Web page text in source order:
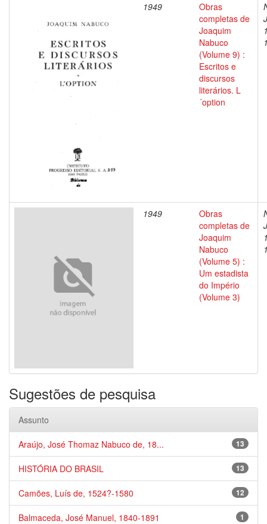
1949
Obras
completas de
Joaquim
Nabuco
(Volume 9) :
Escritos e
discursos
literários. L
´option
1949
Obras
completas de
Joaquim
Nabuco
(Volume 5) :
Um estadista
do Império
(Volume 3)
Sugestões de pesquisa
Assunto
13
Araújo, José Thomaz Nabuco de, 18...
13
HISTÓRIA DO BRASIL
12
Camões, Luís de, 1524?-1580
1
Balmaceda, José Manuel, 1840-1891